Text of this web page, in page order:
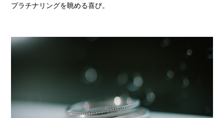
プラチナリングを眺める喜び。